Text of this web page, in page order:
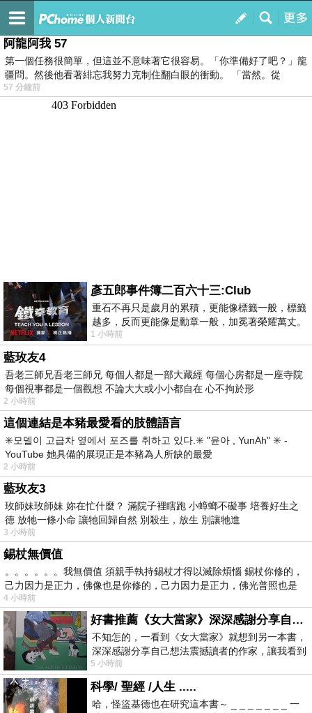
我的
最新文章
阿龍阿我 57
第一個任務很簡單，但這並不意味著它很容易。「你準備好了吧？」龍
疆問。然後他看著緋忘我努力克制住翻白眼的衝動。 「當然。從
57 分鐘前
彥五郎事件簿二百六十三:Club
重石不再只是歲月的累積，更能像標籤一般，標籤
越多，反而更能像是勳章一般，加冕著榮耀萬丈。
習慣一如縱容，成了再難輕輕放下的罪證
1 小時前
藍玫友4
吾老三師兄吾老三師兄 每個人都是一部大藏經 每個心房都是一座寺院
每個視事都是一個觀想 不論大大或小小都自在 心不拘於形
2 小時前
這個連結是本豬最愛看的肢體語言
✳️모델이 고급차 옆에서 포즈를 취하고 있다.✳️ "윤아 , YunAh" ✳️ -
YouTube 她具備的展現正是本豬為人所缺的最愛
2 小時前
藍玫友3
玫師妹玫師妹 妳在忙什麼？ 滿院子裡瞎跑 小蟑螂不礙事 培養好生之
德 放牠一條小命 讓牠回歸自然 別殺生，放生 別讓牠進
3 小時前
錫杖無價值
。。。。。。我無價值 須親手執持錫杖才得以滅除煩惱 錫杖你修的，
己力因力是正力，佛像也是你修的，己力因力是正力，佛光普照也是
4 小時前
好書推薦《女大當家》深深感謝分享自己想法震撼讀者的作家，讓我看到不同樣貌的家庭！
不知怎的，一看到《女大當家》就想到另一本書，
深深感謝分享自己想法震撼讀者的作家，讓我看到
不同樣貌的家庭！ 《女大
5 小時前
科學/ 聖經 /人生 .....
哈，怪盜基德也在研究這本書～ _ _ _ _ _ _ _ 一